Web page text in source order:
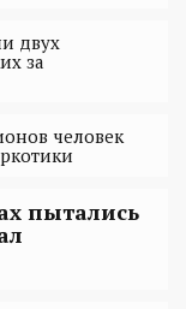
двух
за
человек
пытались